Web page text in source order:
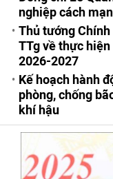
nghiệp cách
Thủ tướng
TTg về thực
2026-2027
Kế hoạch hành
phòng, chống
khí hậu